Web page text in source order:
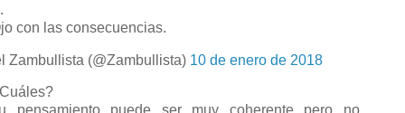
con las consecuencias.
Zambullista (@Zambullista) 10 de enero de 2018